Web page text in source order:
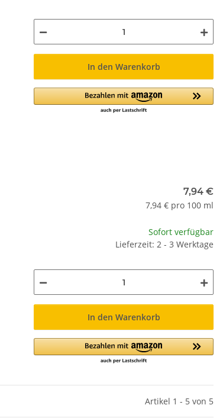
In den Warenkorb
7,94 €
7,94 € pro 100 ml
Sofort verfügbar
Lieferzeit: 2 - 3 Werktage
In den Warenkorb
Artikel 1 - 5 von 5